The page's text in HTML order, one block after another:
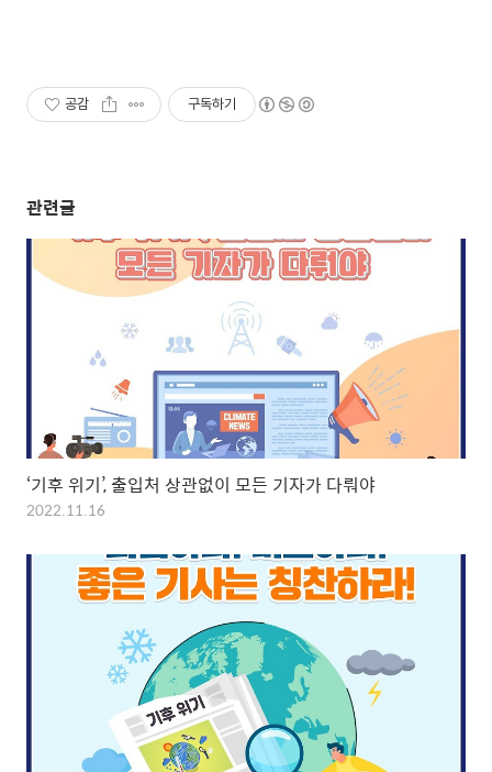
공감 구독하기
관련글
‘기후 위기’, 출입처 상관없이 모든 기자가 다뤄야
2022.11.16